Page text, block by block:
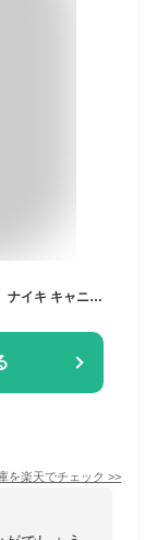
【50%OFFクーポン対象 6.20 20:00〜6.26 1:59】ナイキ キャニオン メンズサンダル NIKE メンズ サンダル スポーツサンダル シューズ ライフスタイル アウトドア カジュアル お出かけ 通気性 耐久性 24cm-33cm ライフスタイルシューズ
を楽天でチェック >>